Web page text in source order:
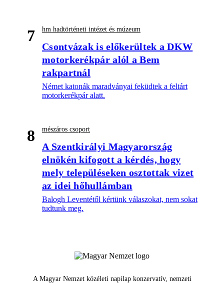
7 hm hadtörténeti intézet és múzeum
Csontvázak is előkerültek a DKW
motorkerékpár alól a Bem
rakpartnál
Német katonák maradványai feküdtek a feltárt
motorkerékpár alatt.
8 mészáros csoport
A Szentkirályi Magyarország
elnökén kifogott a kérdés, hogy
mely településeken osztottak vizet
az idei hőhullámban
Balogh Leventétől kértünk válaszokat, nem sokat
tudtunk meg.
A Magyar Nemzet közéleti napilap konzervatív, nemzeti